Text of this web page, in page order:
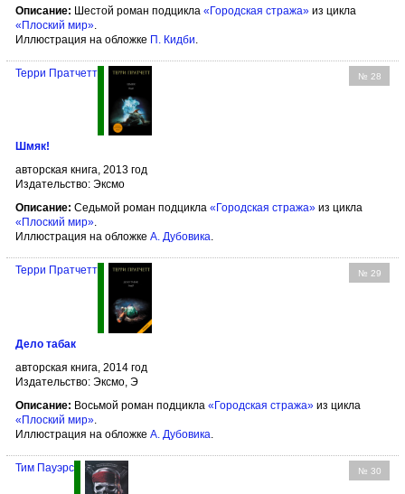
Описание: Шестой роман подцикла «Городская стража» из цикла
«Плоский мир»
Иллюстрация на обложке П. Кидби
№ 28
Терри Пратчетт
Шмяк!
авторская книга, 2013 год
Издательство: Эксмо
Описание: Седьмой роман подцикла «Городская стража» из цикла
«Плоский мир».
Иллюстрация на обложке А. Дубовика.
№ 29
Терри Пратчетт
Дело табак
авторская книга, 2014 год
Издательство: Эксмо, Э
Описание: Восьмой роман подцикла «Городская стража» из цикла
«Плоский мир».
Иллюстрация на обложке А. Дубовика.
№ 30
Тим Пауэрс